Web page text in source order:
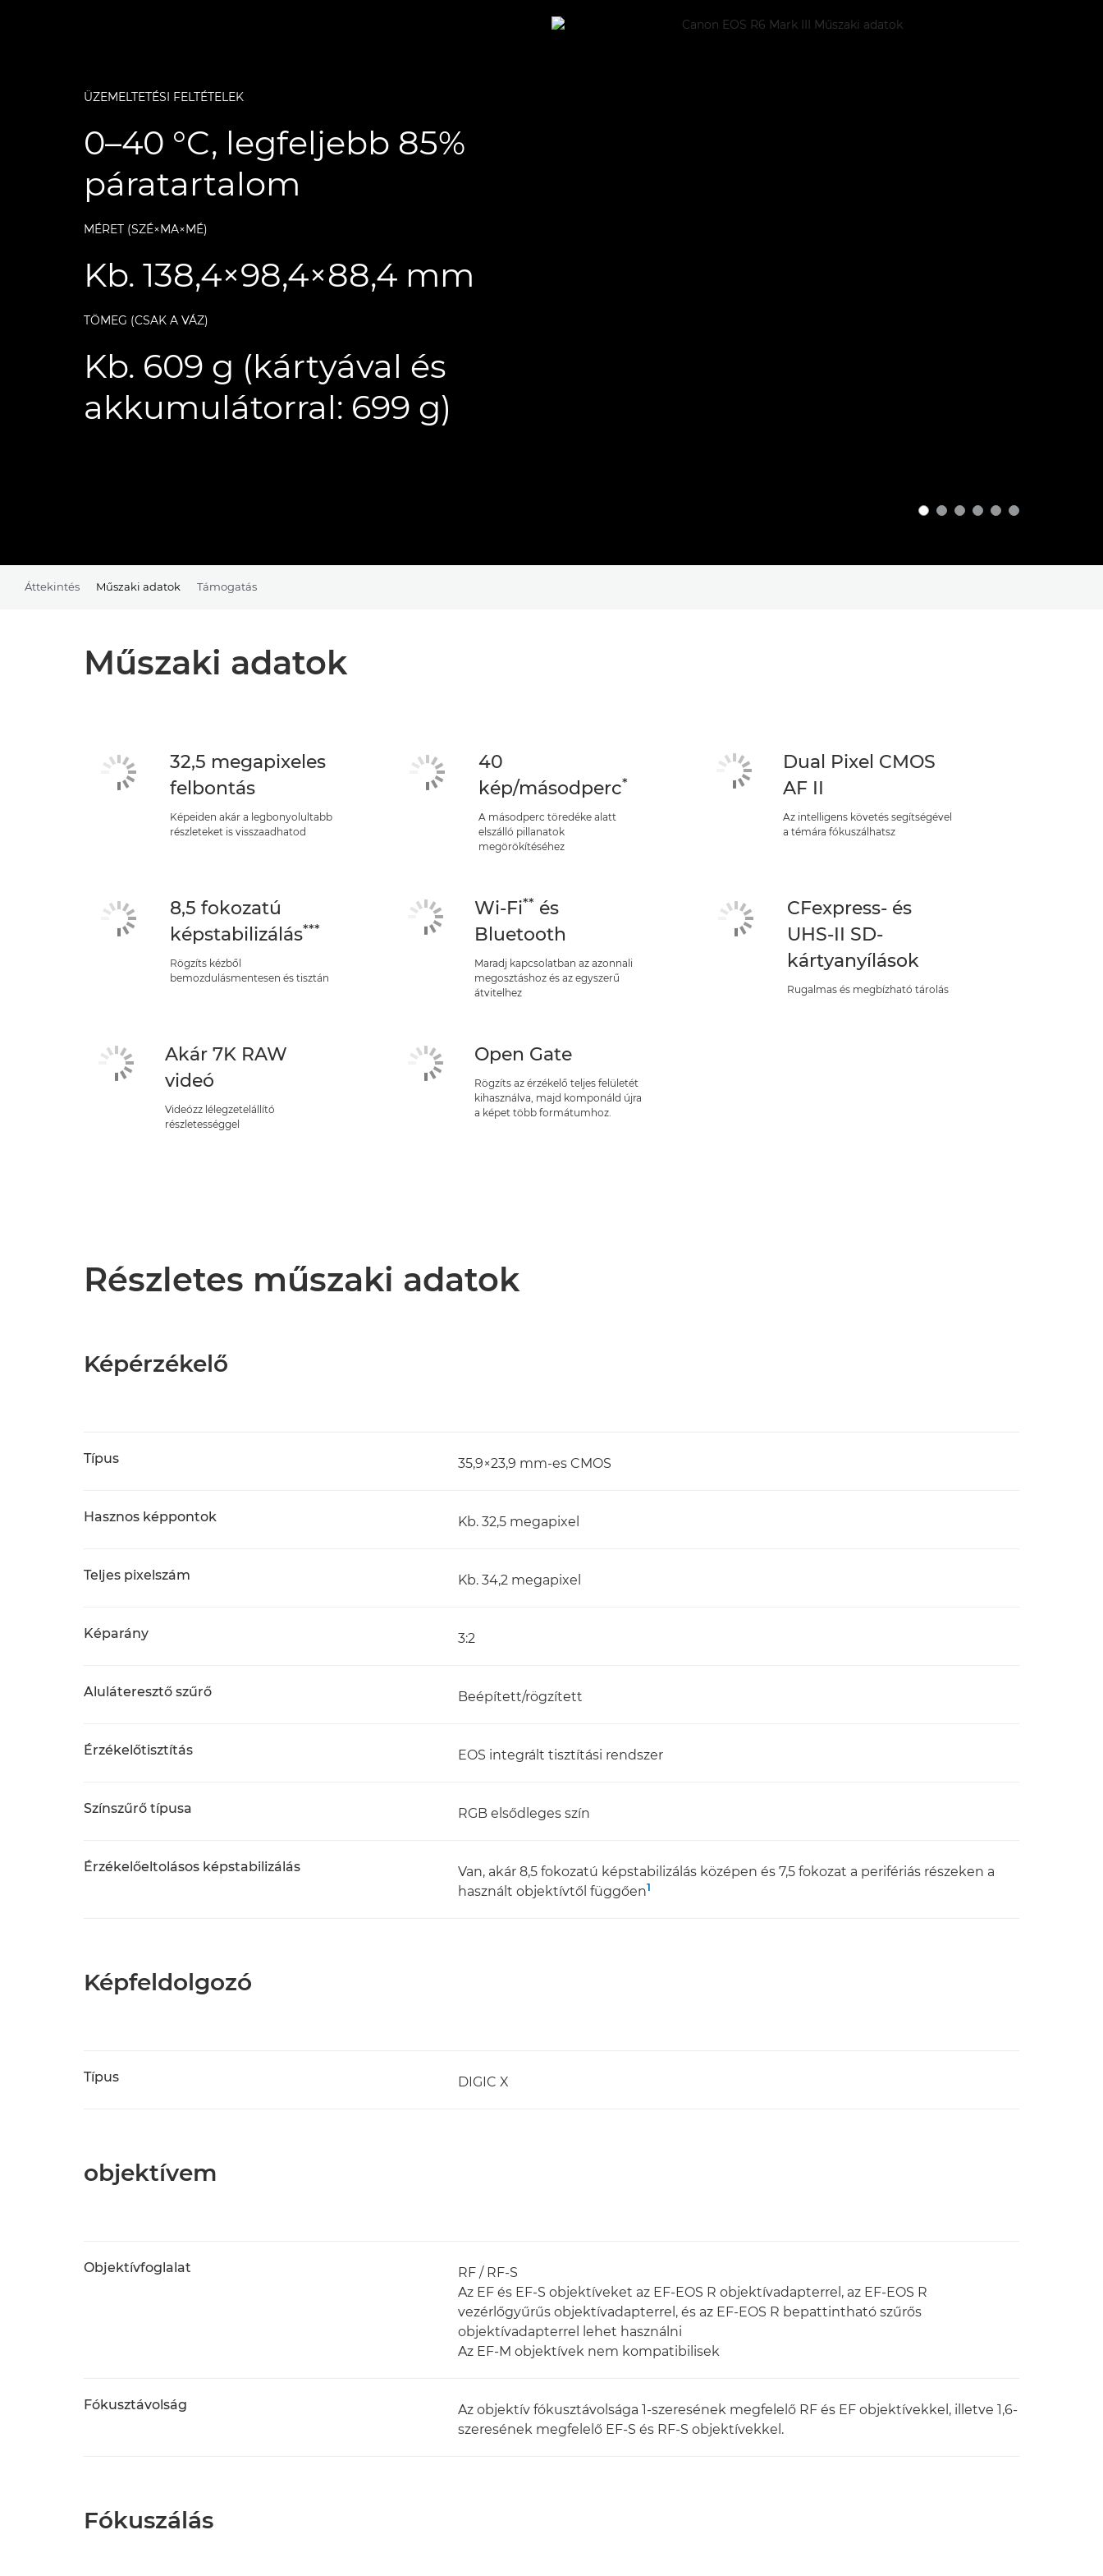
ÜZEMELTETÉSI FELTÉTELEK
0–40 °C, legfeljebb 85%
páratartalom
MÉRET (SZÉ×MA×MÉ)
Kb. 138,4×98,4×88,4 mm
TÖMEG (CSAK A VÁZ)
Kb. 609 g (kártyával és
akkumulátorral: 699 g)
Áttekintés Műszaki adatok Támogatás
Műszaki adatok
32,5 megapixeles
felbontás
Képeiden akár a legbonyolultabb
részleteket is visszaadhatod
40
kép/másodperc*
A másodperc töredéke alatt
elszálló pillanatok
megörökítéséhez
Dual Pixel CMOS
AF II
Az intelligens követés segítségével
a témára fókuszálhatsz
8,5 fokozatú
képstabilizálás***
Rögzíts kézből
bemozdulásmentesen és tisztán
Wi-Fi** és
Bluetooth
Maradj kapcsolatban az azonnali
megosztáshoz és az egyszerű
átvitelhez
CFexpress- és
UHS-II SD-
kártyanyílások
Rugalmas és megbízható tárolás
Akár 7K RAW
videó
Videózz lélegzetelállító
részletességgel
Open Gate
Rögzíts az érzékelő teljes felületét
kihasználva, majd komponáld újra
a képet több formátumhoz.
Részletes műszaki adatok
Képérzékelő
Típus 35,9×23,9 mm-es CMOS
Hasznos képpontok Kb. 32,5 megapixel
Teljes pixelszám Kb. 34,2 megapixel
Képarány 3:2
Aluláteresztő szűrő Beépített/rögzített
Érzékelőtisztítás EOS integrált tisztítási rendszer
Színszűrő típusa RGB elsődleges szín
Érzékelőeltolásos képstabilizálás
Van, akár 8,5 fokozatú képstabilizálás középen és 7,5 fokozat a perifériás részeken a
használt objektívtől függően1
Képfeldolgozó
Típus DIGIC X
objektívem
Objektívfoglalat
RF / RF-S
Az EF és EF-S objektíveket az EF-EOS R objektívadapterrel, az EF-EOS R
vezérlőgyűrűs objektívadapterrel, és az EF-EOS R bepattintható szűrős
objektívadapterrel lehet használni
Az EF-M objektívek nem kompatibilisek
Fókusztávolság
Az objektív fókusztávolsága 1-szeresének megfelelő RF és EF objektívekkel, illetve 1,6-
szeresének megfelelő EF-S és RF-S objektívekkel.
Fókuszálás